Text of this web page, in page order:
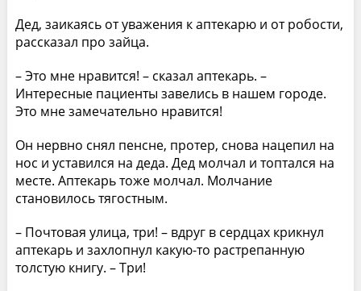
Дед, заикаясь от уважения к аптекарю и от робости,
рассказал про зайца.
– Это мне нравится! – сказал аптекарь. –
Интересные пациенты завелись в нашем городе.
Это мне замечательно нравится!
Он нервно снял пенсне, протер, снова нацепил на
нос и уставился на деда. Дед молчал и топтался на
месте. Аптекарь тоже молчал. Молчание
становилось тягостным.
– Почтовая улица, три! – вдруг в сердцах крикнул
аптекарь и захлопнул какую-то растрепанную
толстую книгу. – Три!